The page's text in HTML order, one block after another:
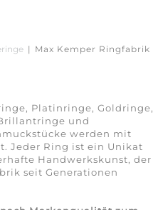
| Max Kemper Ringfabrik
Platinringe, Goldringe,
und
werden mit
Jeder Ring ist ein Unikat
Handwerkskunst, der
seit Generationen